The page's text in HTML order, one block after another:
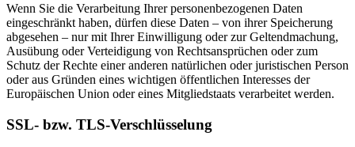
Wenn Sie die Verarbeitung Ihrer personenbezogenen Daten
eingeschränkt haben, dürfen diese Daten – von ihrer Speicherung
abgesehen – nur mit Ihrer Einwilligung oder zur Geltendmachung,
Ausübung oder Verteidigung von Rechtsansprüchen oder zum
Schutz der Rechte einer anderen natürlichen oder juristischen Person
oder aus Gründen eines wichtigen öffentlichen Interesses der
Europäischen Union oder eines Mitgliedstaats verarbeitet werden.
SSL- bzw. TLS-Verschlüsselung